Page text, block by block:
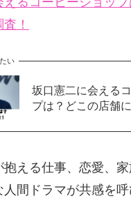
！
い
坂口憲二に会える
プは？どこの店舗
抱える仕事、恋愛、
間ドラマが共感を呼